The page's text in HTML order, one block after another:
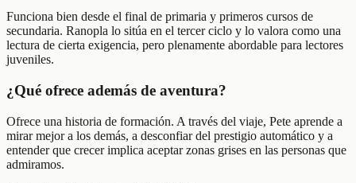
Funciona bien desde el final de primaria y primeros cursos de
secundaria. Ranopla lo sitúa en el tercer ciclo y lo valora como una
lectura de cierta exigencia, pero plenamente abordable para lectores
juveniles.
¿Qué ofrece además de aventura?
Ofrece una historia de formación. A través del viaje, Pete aprende a
mirar mejor a los demás, a desconfiar del prestigio automático y a
entender que crecer implica aceptar zonas grises en las personas que
admiramos.